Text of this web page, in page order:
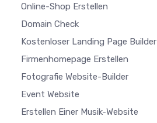
Online-Shop Erstellen
Domain Check
Kostenloser Landing Page Builder
Firmenhomepage Erstellen
Fotografie Website-Builder
Event Website
Erstellen Einer Musik-Website